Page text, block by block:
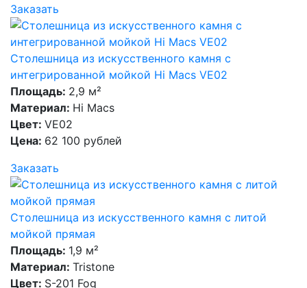
Заказать
Столешница из искусственного камня с
интегрированной мойкой Hi Macs VE02
Площадь: 2,9 м²
Материал: Hi Macs
Цвет: VE02
Цена: 62 100 рублей
Заказать
Столешница из искусственного камня с литой
мойкой прямая
Площадь: 1,9 м²
Материал: Tristone
Цвет: S-201 Fog